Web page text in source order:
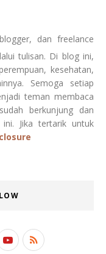
dan freelance
tulisan. Di blog ini,
kesehatan,
Semoga setiap
teman membaca
berkunjung dan
Jika tertarik untuk